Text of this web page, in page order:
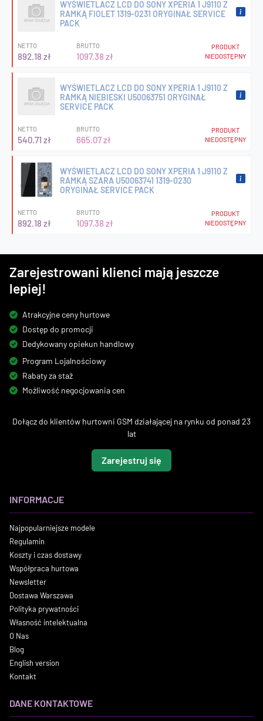
WYŚWIETLACZ LCD DO SONY XPERIA 1 J9110 Z
RAMKĄ FIOLET 1319-0231 ORYGINAŁ SERVICE
PACK
NETTO
892.18 zł
BRUTTO
1097.38 zł
PRODUKT
NIEDOSTĘPNY
WYŚWIETLACZ LCD DO SONY XPERIA 1 J9110 Z
RAMKĄ NIEBIESKI U50063751 ORYGINAŁ
SERVICE PACK
NETTO
540.71 zł
BRUTTO
665.07 zł
PRODUKT
NIEDOSTĘPNY
WYŚWIETLACZ LCD DO SONY XPERIA 1 J9110 Z
RAMKĄ SZARA U50063741 1319-0230
ORYGINAŁ SERVICE PACK
NETTO
892.18 zł
BRUTTO
1097.38 zł
PRODUKT
NIEDOSTĘPNY
Zarejestrowani klienci mają jeszcze
lepiej!
Atrakcyjne ceny hurtowe
Dostęp do promocji
Dedykowany opiekun handlowy
Program Lojalnościowy
Rabaty za staż
Możliwość negocjowania cen
Dołącz do klientów hurtowni GSM działającej na rynku od ponad 23
lat
Zarejestruj się
INFORMACJE
Najpopularniejsze modele
Regulamin
Koszty i czas dostawy
Współpraca hurtowa
Newsletter
Dostawa Warszawa
Polityka prywatności
Własność intelektualna
O Nas
Blog
English version
Kontakt
DANE KONTAKTOWE